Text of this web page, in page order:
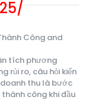
tích phương
rủi ro, câu hỏi kiến
thu là bước
công khi đầu